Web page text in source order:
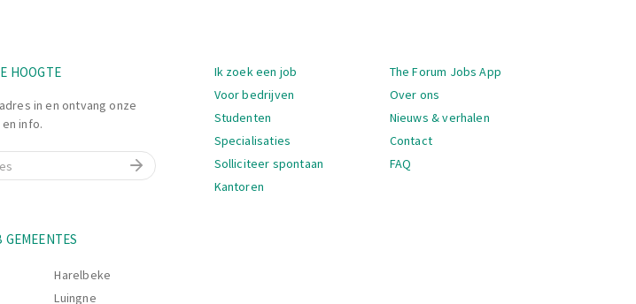
HOOGTE
in en ontvang onze
info.
Navigatie
Ik zoek een job
Voor bedrijven
Studenten
Specialisaties
Solliciteer spontaan
Kantoren
The Forum Jobs App
Over ons
Nieuws & verhalen
Contact
FAQ
Harelbeke
Luingne